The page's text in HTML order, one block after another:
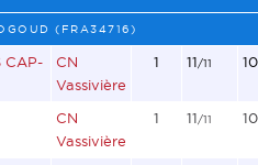
(FRA34716)
CAP-
CN
Vassivière
1 11/11
CN
Vassivière
1 11/11